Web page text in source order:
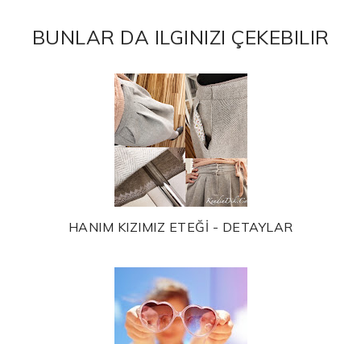
BUNLAR DA ILGINIZI ÇEKEBILIR
HANIM KIZIMIZ ETEĞİ - DETAYLAR